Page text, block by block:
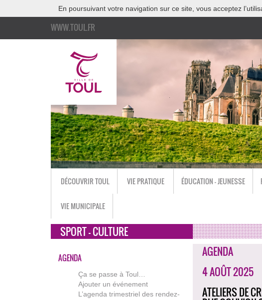
En poursuivant votre navigation sur ce site, vous acceptez
WWW.TOUL.FR
DÉCOUVRIR TOUL VIE PRATIQUE ÉDUCATION - JEUNESSE
VIE MUNICIPALE
SPORT - CULTURE
AGENDA
Ça se passe à Toul…
Ajouter un événement
L’agenda trimestriel des rendez-
AGENDA
4 AOÛT 2025
ATELIERS DE